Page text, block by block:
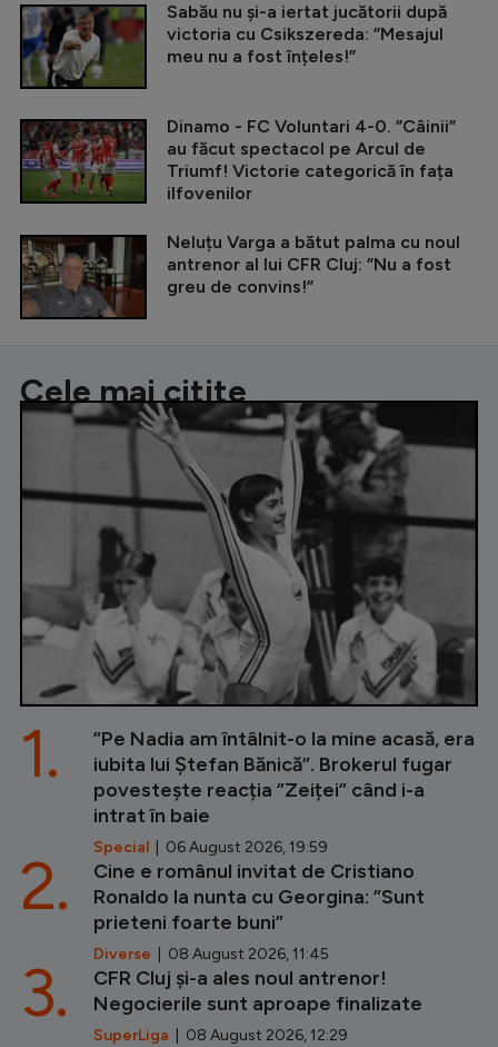
Sabău nu și-a iertat jucătorii după
victoria cu Csikszereda: ”Mesajul
meu nu a fost înțeles!”
Dinamo - FC Voluntari 4-0. ”Câinii”
au făcut spectacol pe Arcul de
Triumf! Victorie categorică în fața
ilfovenilor
Neluțu Varga a bătut palma cu noul
antrenor al lui CFR Cluj: ”Nu a fost
greu de convins!”
Cele mai citite
”Pe Nadia am întâlnit-o la mine acasă, era
iubita lui Ștefan Bănică”. Brokerul fugar
povestește reacția ”Zeiței” când i-a
intrat în baie
Special | 06 August 2026, 19:59
1.
Cine e românul invitat de Cristiano
Ronaldo la nunta cu Georgina: ”Sunt
prieteni foarte buni”
Diverse | 08 August 2026, 11:45
2.
CFR Cluj și-a ales noul antrenor!
Negocierile sunt aproape finalizate
SuperLiga | 08 August 2026, 12:29
3.